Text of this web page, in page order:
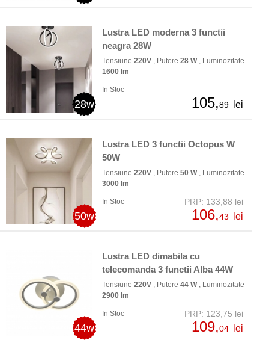
28w
Lustra LED moderna 3 functii
neagra 28W
Tensiune 220V , Putere 28 W, Luminozitate
1600 lm
In Stoc
105,89 lei
50w
Lustra LED 3 functii Octopus W
50W
Tensiune 220V , Putere 50 W, Luminozitate
3000 lm
In Stoc PRP: 133,88 lei
106,43 lei
44w
Lustra LED dimabila cu
telecomanda 3 functii Alba 44W
Tensiune 220V , Putere 44 W, Luminozitate
2900 lm
In Stoc PRP: 123,75 lei
109,04 lei